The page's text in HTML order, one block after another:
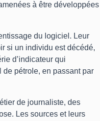
à être développées
du logiciel. Leur
si un individu est décédé,
d’indicateur qui
de pétrole, en passant par
de journaliste, des
Les sources et leurs